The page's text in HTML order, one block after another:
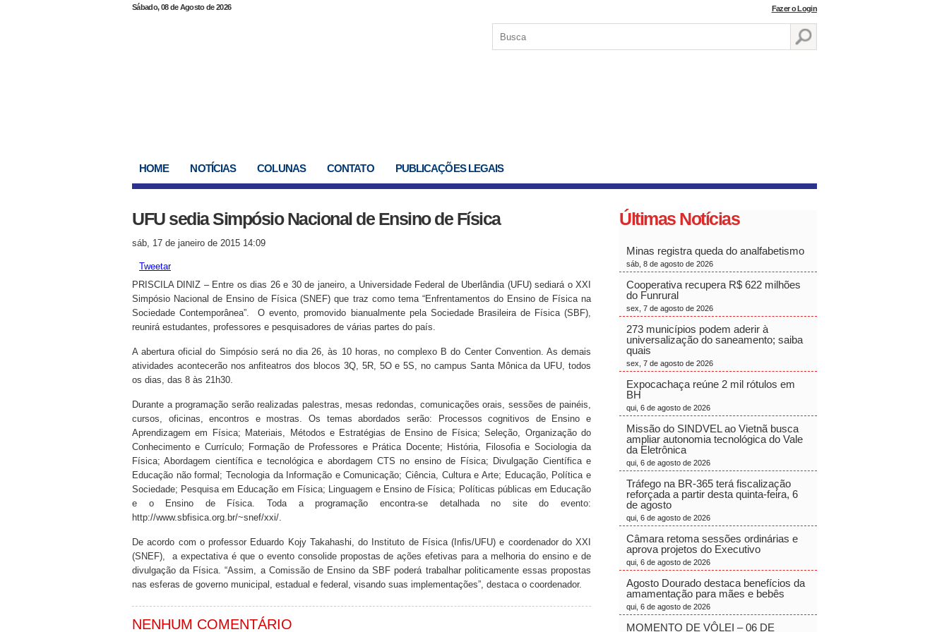
Sábado, 08 de Agosto de 2026 Fazer o Login
HOME NOTÍCIAS COLUNAS CONTATO PUBLICAÇÕES LEGAIS
UFU sedia Simpósio Nacional de Ensino de Física
sáb, 17 de janeiro de 2015 14:09
Tweetar
PRISCILA DINIZ – Entre os dias 26 e 30 de janeiro, a Universidade Federal de Uberlândia (UFU) sediará o XXI
Simpósio Nacional de Ensino de Física (SNEF) que traz como tema “Enfrentamentos do Ensino de Física na
Sociedade Contemporânea”. O evento, promovido bianualmente pela Sociedade Brasileira de Física (SBF),
reunirá estudantes, professores e pesquisadores de várias partes do país.
A abertura oficial do Simpósio será no dia 26, às 10 horas, no complexo B do Center Convention. As demais
atividades acontecerão nos anfiteatros dos blocos 3Q, 5R, 5O e 5S, no campus Santa Mônica da UFU, todos
os dias, das 8 às 21h30.
Durante a programação serão realizadas palestras, mesas redondas, comunicações orais, sessões de painéis,
cursos, oficinas, encontros e mostras. Os temas abordados serão: Processos cognitivos de Ensino e
Aprendizagem em Física; Materiais, Métodos e Estratégias de Ensino de Física; Seleção, Organização do
Conhecimento e Currículo; Formação de Professores e Prática Docente; História, Filosofia e Sociologia da
Física; Abordagem científica e tecnológica e abordagem CTS no ensino de Física; Divulgação Científica e
Educação não formal; Tecnologia da Informação e Comunicação; Ciência, Cultura e Arte; Educação, Política e
Sociedade; Pesquisa em Educação em Física; Linguagem e Ensino de Física; Políticas públicas em Educação
e o Ensino de Física. Toda a programação encontra-se detalhada no site do evento:
http://www.sbfisica.org.br/~snef/xxi/.
De acordo com o professor Eduardo Kojy Takahashi, do Instituto de Física (Infis/UFU) e coordenador do XXI
(SNEF), a expectativa é que o evento consolide propostas de ações efetivas para a melhoria do ensino e de
divulgação da Física. “Assim, a Comissão de Ensino da SBF poderá trabalhar politicamente essas propostas
nas esferas de governo municipal, estadual e federal, visando suas implementações”, destaca o coordenador.
NENHUM COMENTÁRIO
Últimas Notícias
Minas registra queda do analfabetismo
sáb, 8 de agosto de 2026
Cooperativa recupera R$ 622 milhões
do Funrural
sex, 7 de agosto de 2026
273 municípios podem aderir à
universalização do saneamento; saiba
quais
sex, 7 de agosto de 2026
Expocachaça reúne 2 mil rótulos em
BH
qui, 6 de agosto de 2026
Missão do SINDVEL ao Vietnã busca
ampliar autonomia tecnológica do Vale
da Eletrônica
qui, 6 de agosto de 2026
Tráfego na BR-365 terá fiscalização
reforçada a partir desta quinta-feira, 6
de agosto
qui, 6 de agosto de 2026
Câmara retoma sessões ordinárias e
aprova projetos do Executivo
qui, 6 de agosto de 2026
Agosto Dourado destaca benefícios da
amamentação para mães e bebês
qui, 6 de agosto de 2026
MOMENTO DE VÔLEI – 06 DE